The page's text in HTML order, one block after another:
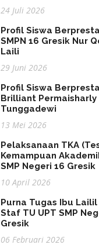
24 Juli 2026
Profil Siswa
SMPN 16 Gresik Nur
Laili
29 Juni 2026
Profil Siswa
Brilliant Permaisharly
Tunggadewi
13 Mei 2026
Pelaksanaan TKA
Kemampuan
SMP Negeri 16 Gresik
10 April 2026
Purna Tugas Ibu Lailil
Staf TU UPT SMP
Gresik
06 Februari 2026